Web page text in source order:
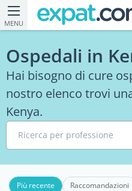
MENU
Ospedali in
Hai bisogno di cure
nostro elenco trovi
Kenya.
Ricerca per professione
Più recente Raccomandazioni